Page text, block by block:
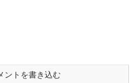
ントを書き込む